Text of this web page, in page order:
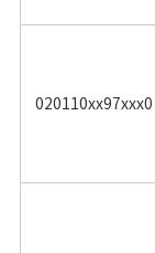
020110xx97xxx0